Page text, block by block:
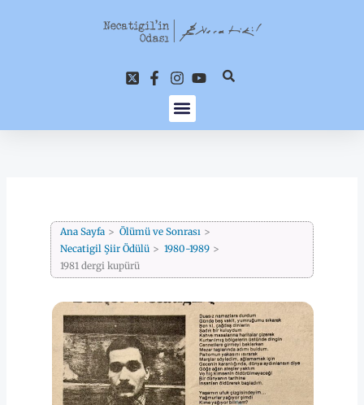
Ana Sayfa
Ölümü ve Sonrası
Necatigil Şiir Ödülü
1980-1989
1981 dergi kupürü